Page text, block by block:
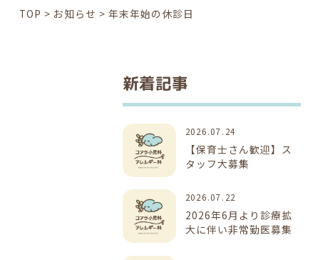
TOP > お知らせ > 年末年始の休診日
新着記事
2026.07.24
【保育士さん歓迎】ス
タッフ大募集
2026.07.22
2026年6月より診療拡
大に伴い非常勤医募集